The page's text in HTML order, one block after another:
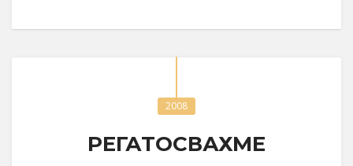
2008
РЕГАТОСВАХМЕ